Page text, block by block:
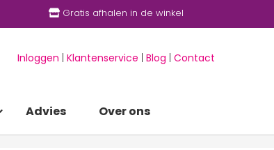
Gratis afhalen in de winkel
Inloggen Klantenservice Blog Contact
Advies Over ons